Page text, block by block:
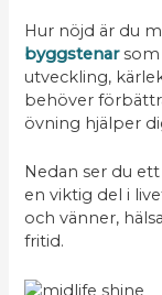
Hur nöjd är du
byggstenarsom
utveckling,
behöver
övning hjälper
Nedan ser du
en viktig del i
och vänner,
fritid.